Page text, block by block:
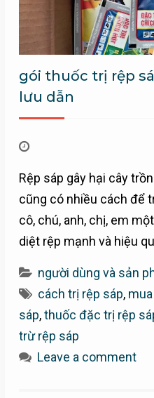
gói thuốc trị rệp
lưu dẫn
Rệp sáp gây hại cây
cũng có nhiều cách để
cô, chú, anh, chị, em
diệt rệp mạnh và hiệu
người dùng và sản
cách trị rệp sáp,
sáp,thuốc đặc trị rệp
trừ rệp sáp
Leave a comment